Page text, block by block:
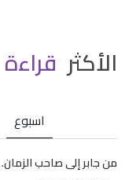
الأكثر قراءة
اسبوع
من جابر إلى صاحب